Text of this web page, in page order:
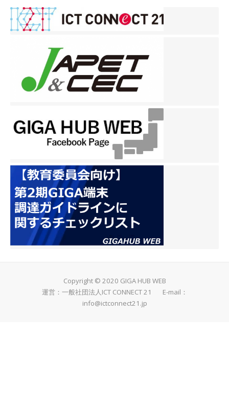
Copyright © 2020 GIGA HUB WEB
運営：一般社団法人ICT CONNECT 21 E-mail：
info@ictconnect21.jp